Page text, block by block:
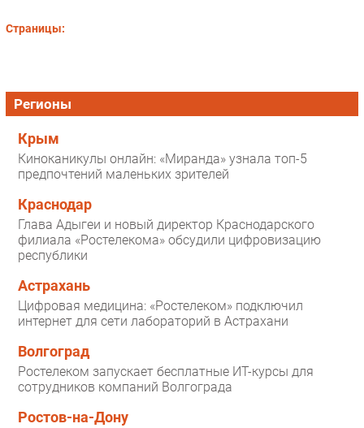
Страницы:
Регионы
Крым
Киноканикулы онлайн: «Миранда» узнала топ-5
предпочтений маленьких зрителей
Краснодар
Глава Адыгеи и новый директор Краснодарского
филиала «Ростелекома» обсудили цифровизацию
республики
Астрахань
Цифровая медицина: «Ростелеком» подключил
интернет для сети лабораторий в Астрахани
Волгоград
Ростелеком запускает бесплатные ИТ-курсы для
сотрудников компаний Волгограда
Ростов-на-Дону